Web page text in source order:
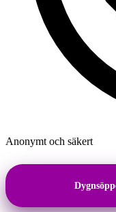
Anonymt och säkert